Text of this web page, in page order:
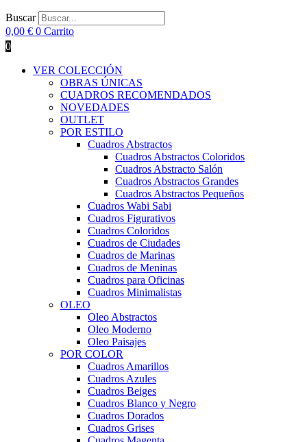
Buscar
0,00 € 0 Carrito
0
VER COLECCIÓN
OBRAS ÚNICAS
CUADROS RECOMENDADOS
NOVEDADES
OUTLET
POR ESTILO
Cuadros Abstractos
Cuadros Abstractos Coloridos
Cuadros Abstracto Salón
Cuadros Abstractos Grandes
Cuadros Abstractos Pequeños
Cuadros Wabi Sabi
Cuadros Figurativos
Cuadros Coloridos
Cuadros de Ciudades
Cuadros de Marinas
Cuadros de Meninas
Cuadros para Oficinas
Cuadros Minimalistas
OLEO
Oleo Abstractos
Oleo Moderno
Oleo Paisajes
POR COLOR
Cuadros Amarillos
Cuadros Azules
Cuadros Beiges
Cuadros Blanco y Negro
Cuadros Dorados
Cuadros Grises